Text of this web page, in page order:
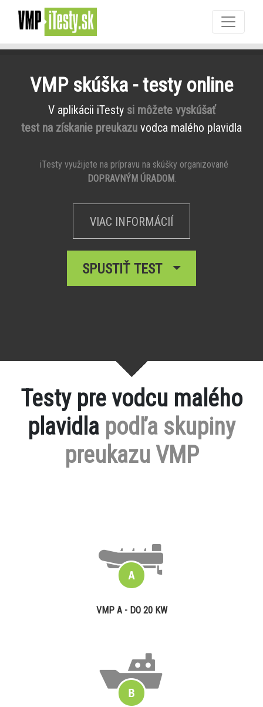
VMP skúška - testy online
V aplikácii iTesty si môžete vyskúšať
test na získanie preukazu vodca malého plavidla
iTesty využijete na prípravu na skúšky organizované
DOPRAVNÝM ÚRADOM.
VIAC INFORMÁCIÍ
SPUSTIŤ TEST
Testy pre vodcu malého
plavidla podľa skupiny
preukazu VMP
VMP A - DO 20 KW